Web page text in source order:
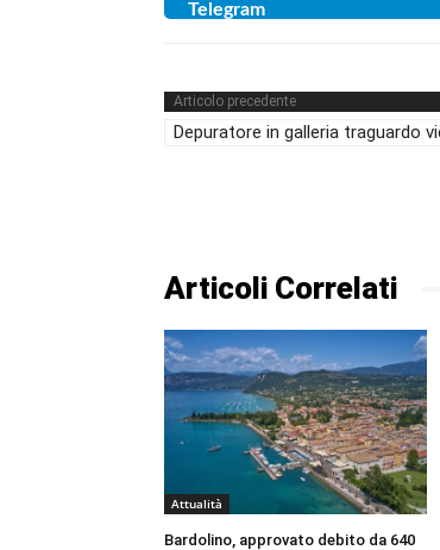
Articolo precedente
Depuratore in galleria traguardo
Articoli Correlati
Attualità
Bardolino, approvato debito da 640